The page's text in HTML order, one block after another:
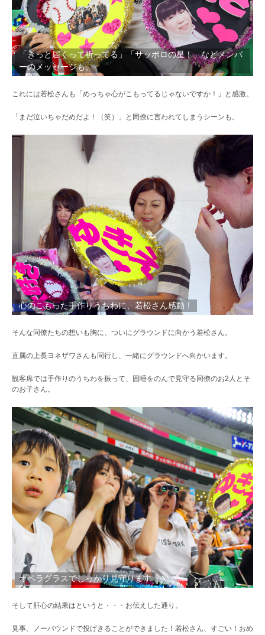
「きっと届くって祈ってる」「サッポロの星！」などメンバ
ーのメッセージも。
これには若松さんも「めっちゃ心がこもってるじゃないですか！」と感激。
「まだ泣いちゃだめだよ！（笑）」と同僚に言われてしまうシーンも。
心のこもった手作りうちわに、若松さん感動！
そんな同僚たちの想いも胸に、ついにグラウンドに向かう若松さん。
直属の上長ヨネザワさんも同行し、一緒にグラウンドへ向かいます。
観客席では手作りのうちわを振って、固唾をのんで見守る同僚のお2人とそ
のお子さん。
オペラグラスでしっかり見守ります
そして肝心の結果はというと・・・お伝えした通り。
見事、ノーバウンドで投げきることができました！若松さん、すごい！おめ